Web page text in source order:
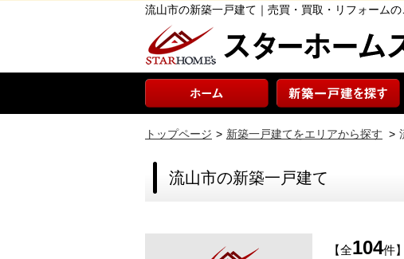
流山市の新築一戸建て｜売買・買取・リフォームの
トップページ 新築一戸建てをエリアから探す
流山市の新築一戸建て
【全104件